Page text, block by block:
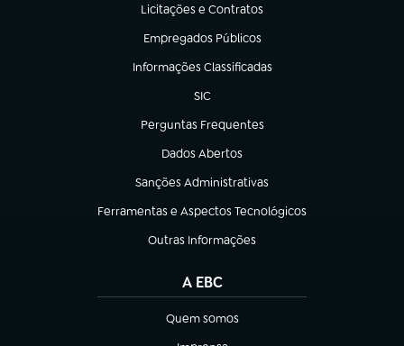
Licitações e Contratos
(abre em nova aba)
Empregados Públicos
(abre em nova aba)
Informações Classificadas
(abre em nova aba)
SIC
(abre em nova aba)
Perguntas Frequentes
(abre em nova aba)
Dados Abertos
(abre em nova aba)
Sanções Administrativas
(abre em nova aba)
Ferramentas e Aspectos Tecnológicos
(abre em nova aba)
Outras Informações
(abre em nova aba)
A EBC
Quem somos
(abre em nova aba)